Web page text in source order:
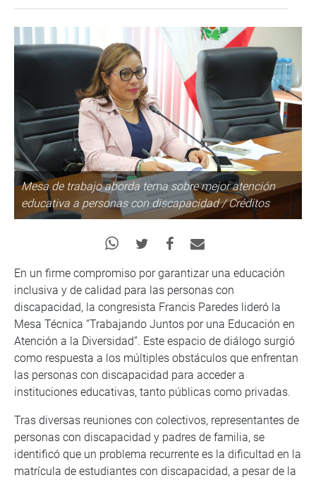
Mesa de trabajo aborda tema sobre mejor atención
educativa a personas con discapacidad / Créditos
En un firme compromiso por garantizar una educación
inclusiva y de calidad para las personas con
discapacidad, la congresista Francis Paredes lideró la
Mesa Técnica “Trabajando Juntos por una Educación en
Atención a la Diversidad”. Este espacio de diálogo surgió
como respuesta a los múltiples obstáculos que enfrentan
las personas con discapacidad para acceder a
instituciones educativas, tanto públicas como privadas.
Tras diversas reuniones con colectivos, representantes de
personas con discapacidad y padres de familia, se
identificó que un problema recurrente es la dificultad en la
matrícula de estudiantes con discapacidad, a pesar de la